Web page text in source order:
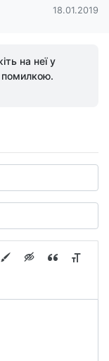
18.01.2019
на неї у
помилкою.